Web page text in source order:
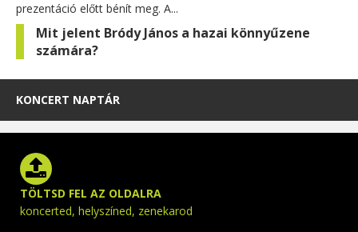
prezentáció előtt bénít meg. A...
Mit jelent Bródy János a hazai könnyűzene
számára?
KONCERT NAPTÁR
TÖLTSD FEL AZ OLDALRA
koncerted, helyszíned, zenekarod